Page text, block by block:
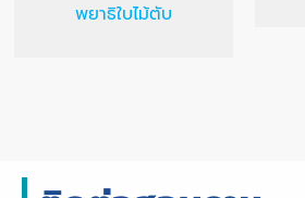
พยาธิใบไม้ตับ